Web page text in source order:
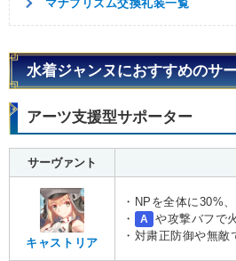
マナプリズム交換礼装一覧
水着ジャンヌにおすすめのサ
アーツ支援型サポーター
サーヴァント
キャストリア
・NPを全体に30%
・
A や攻撃バフで
・対粛正防御や無敵